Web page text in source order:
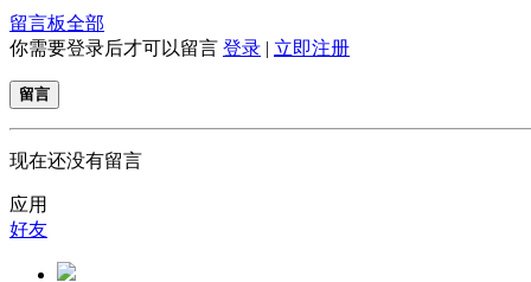
留言板全部
你需要登录后才可以留言 登录 | 立即注册
留言
现在还没有留言
应用
好友